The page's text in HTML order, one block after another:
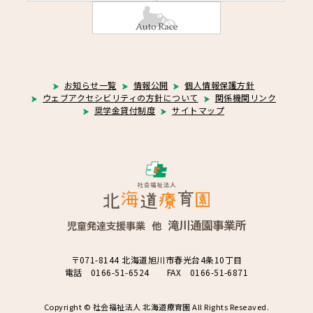
お知らせ一覧 情報公開
個人情報保護方針
ウェブアクセシビリティの方針について
関係機関リンク
奨学金貸付制度
サイトマップ
〒071-8144 北海道旭川市春光台4条10丁目
電話 0166-51-6524 FAX 0166-51-6871
Copyright © 社会福祉法人 北海道療育園 All Rights Reseaved.